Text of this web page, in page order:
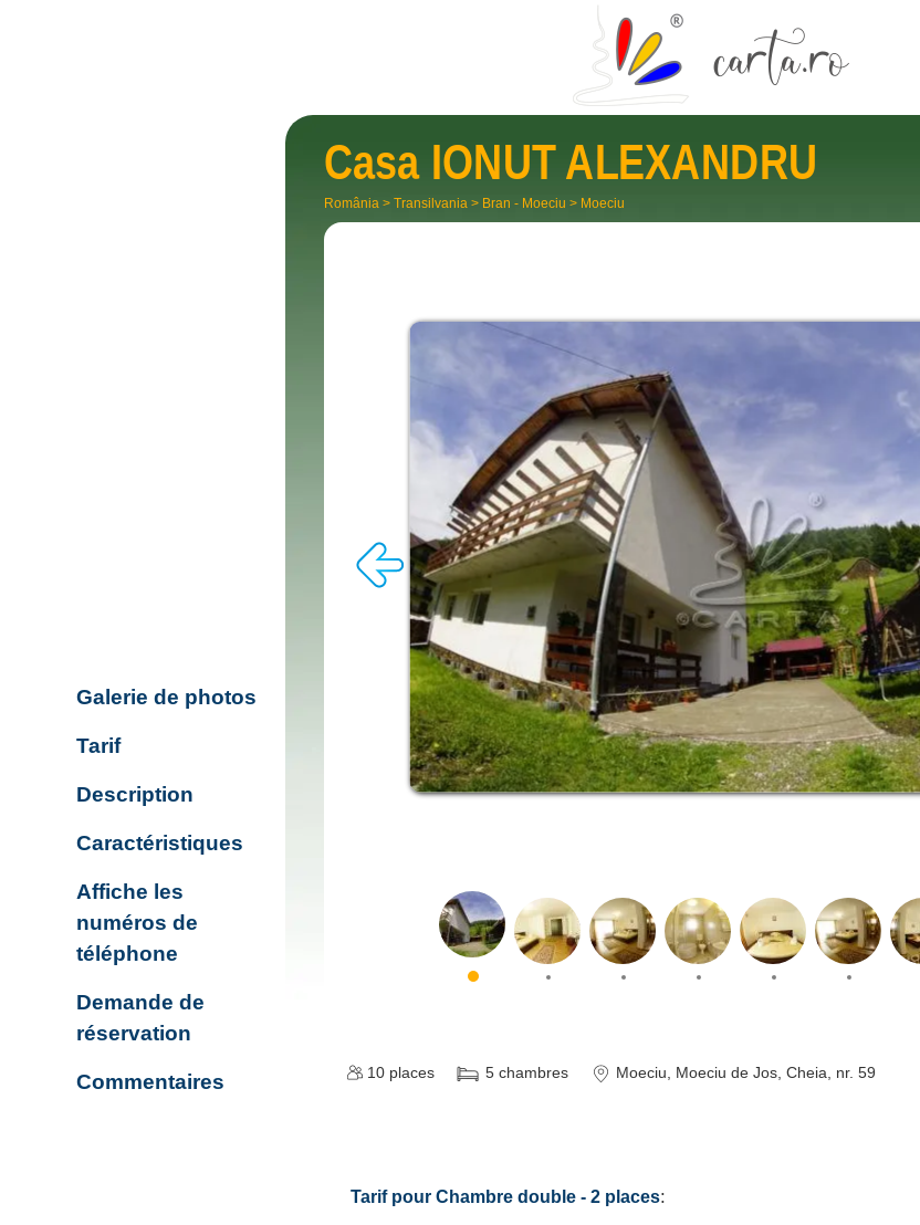
Casa IONUT ALEXANDRU
România > Transilvania > Bran - Moeciu > Moeciu
10 places 5 chambres Moeciu, Moeciu de Jos, Cheia, nr. 59
Tarif pour Chambre double - 2 places:
Galerie de photos
Tarif
Description
Caractéristiques
Affiche les
numéros de
téléphone
Demande de
réservation
Commentaires